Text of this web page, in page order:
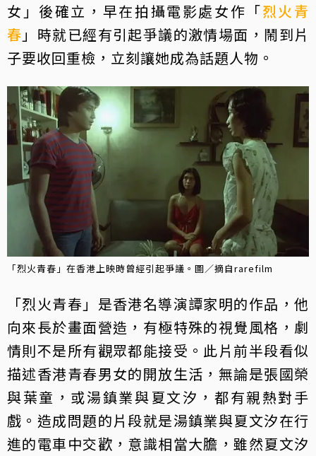
女」後確立，早在拍攝電影處女作「烈火青
春 」時就已經有引起爭議的激情場面，鬧到片
子要收回重檢，立刻讓她成為話題人物。
「烈火青春」在香港上映時曾經引起爭議。圖／摘自rarefilm
「烈火青春」是香港名導演譚家明的作品，他
向來長於畫面營造，有極特殊的視覺風格，劇
情則不是所有觀眾都能接受。此片前半段看似
描述香港青春男女的開放生活，無論是張國榮
與葉童，或湯鎮業與夏文汐，都有親熱對手
戲。造成問題的片段就是湯鎮業與夏文汐在行
進的電車中交歡，意識相當大膽，雖然夏文汐